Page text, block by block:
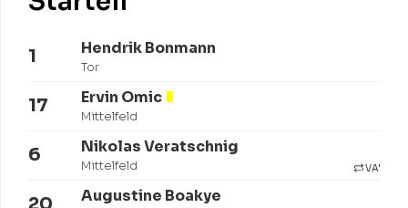
1 Hendrik Bonmann
Tor
17 Ervin Omic
Mittelfeld
6 Nikolas Veratschnig
Mittelfeld VA'
Augustine Boakye